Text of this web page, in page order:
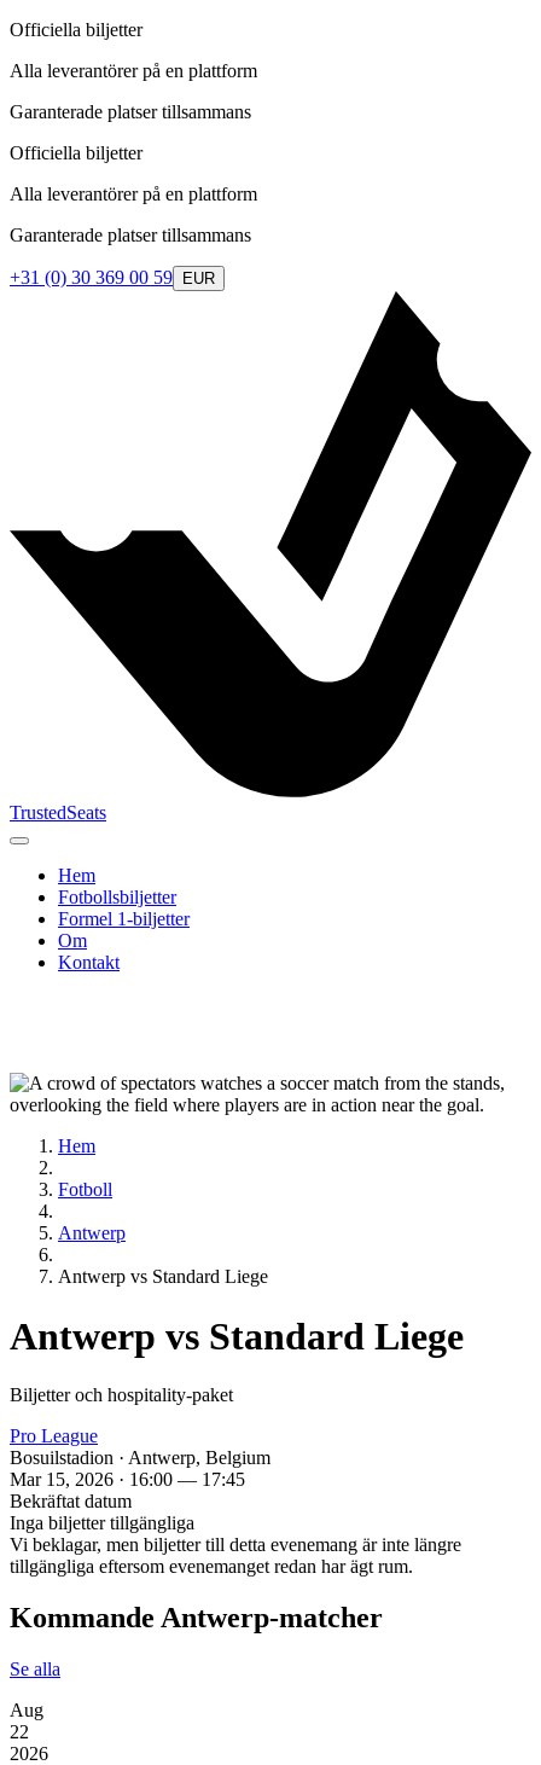
Officiella biljetter
Alla leverantörer på en plattform
Garanterade platser tillsammans
Officiella biljetter
Alla leverantörer på en plattform
Garanterade platser tillsammans
+31 (0) 30 369 00 59 EUR
TrustedSeats
Hem
Fotbollsbiljetter
Formel 1‑biljetter
Om
Kontakt
Hem
Fotboll
Antwerp
Antwerp vs Standard Liege
Antwerp vs Standard Liege
Biljetter och hospitality‑paket
Pro League
Bosuilstadion · Antwerp, Belgium
Mar 15, 2026 · 16:00 — 17:45
Bekräftat datum
Inga biljetter tillgängliga
Vi beklagar, men biljetter till detta evenemang är inte längre
tillgängliga eftersom evenemanget redan har ägt rum.
Kommande Antwerp‑matcher
Se alla
Aug
22
2026